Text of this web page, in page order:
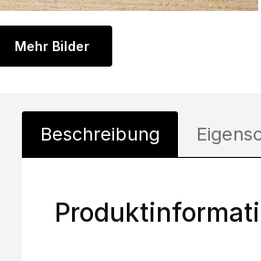
Mehr Bilder
Beschreibung